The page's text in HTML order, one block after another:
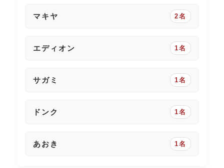
マキヤ 2名
エディオン 1名
サガミ 1名
ドンク 1名
あおき 1名